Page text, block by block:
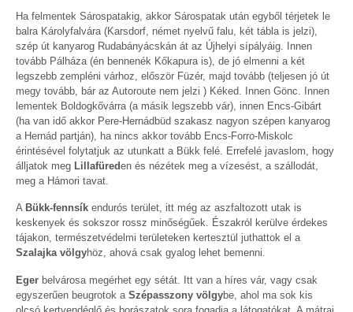
Ha felmentek Sárospatakig, akkor Sárospatak után egyből térjetek le
balra Károlyfalvára (Karsdorf, német nyelvű falu, két tábla is jelzi),
szép út kanyarog Rudabányácskán át az Újhelyi sípályáig. Innen
tovább Pálháza (én bennenék Kőkapura is), de jó elmenni a két
legszebb zempléni várhoz, először Füzér, majd tovább (teljesen jó út
megy tovább, bár az Autoroute nem jelzi ) Kéked. Innen Gönc. Innen
lementek Boldogkővárra (a másik legszebb vár), innen Encs-Gibárt
(ha van idő akkor Pere-Hernádbüd szakasz nagyon szépen kanyarog
a Hernád partján), ha nincs akkor tovább Encs-Forro-Miskolc
érintésével folytatjuk az utunkatt a Bükk felé. Errefelé javaslom, hogy
álljatok meg Lillafüreden és nézétek meg a vízesést, a szállodát,
meg a Hámori tavat.
A Bükk-fennsík endurós terület, itt még az aszfaltozott utak is
keskenyek és sokszor rossz minőségűek. Északról kerülve érdekes
tájakon, természetvédelmi területeken kertesztül juthattok el a
Szalajka völgyhöz, ahová csak gyalog lehet bemenni.
Eger belvárosa megérhet egy sétát. Itt van a híres vár, vagy csak
egyszerűen beugrotok a Szépasszony völgybe, ahol ma sok kis